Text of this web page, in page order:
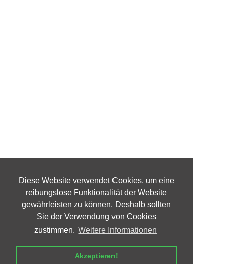
Diese Website verwendet Cookies, um eine
reibungslose Funktionalität der Website
gewährleisten zu können. Deshalb sollten
Sie der Verwendung von Cookies
zustimmen. Weitere Informationen
Akzeptieren!